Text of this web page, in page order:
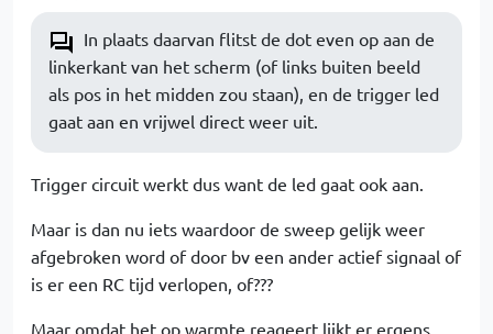
In plaats daarvan flitst de dot even op aan de
linkerkant van het scherm (of links buiten beeld
als pos in het midden zou staan), en de trigger led
gaat aan en vrijwel direct weer uit.
Trigger circuit werkt dus want de led gaat ook aan.
Maar is dan nu iets waardoor de sweep gelijk weer
afgebroken word of door bv een ander actief signaal of
is er een RC tijd verlopen, of???
Maar omdat het op warmte reageert lijkt er ergens